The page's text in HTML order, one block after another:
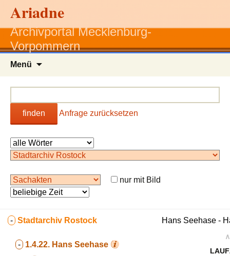
Ariadne
Archivportal Mecklenburg-
Vorpommern
Menü
finden Anfrage zurücksetzen
nur mit Bild
- Stadtarchiv Rostock
- 1.4.22. Hans Seehase
Hans Seehase -
∧